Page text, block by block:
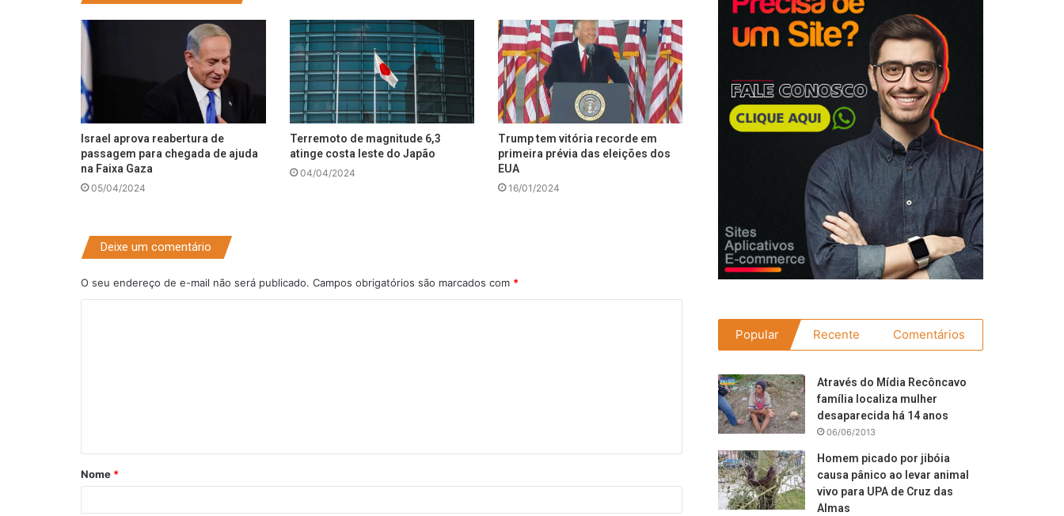
Israel aprova reabertura de
passagem para chegada de ajuda
na Faixa Gaza
05/04/2024
Terremoto de magnitude 6,3
atinge costa leste do Japão
04/04/2024
Trump tem vitória recorde em
primeira prévia das eleições dos
EUA
16/01/2024
Deixe um comentário
O seu endereço de e-mail não será publicado. Campos obrigatórios são marcados com *
á
r
Nome *
Popular Recente Comentários
Através do Mídia Recôncavo
família localiza mulher
desaparecida há 14 anos
06/06/2013
Homem picado por jibóia
causa pânico ao levar animal
vivo para UPA de Cruz das
Almas